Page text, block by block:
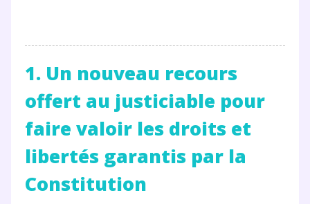
1. Un nouveau recours
offert au justiciable pour
faire valoir les droits et
libertés garantis par la
Constitution